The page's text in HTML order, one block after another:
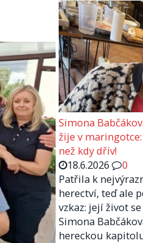
Simona
žije v
než kdy dřív!
18.6.2026
0
Patřila k
herectví, teď ale
vzkaz: její život
Simona
hereckou